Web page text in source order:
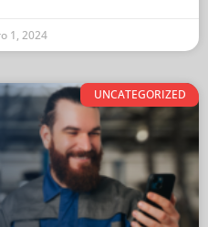
1, 2024
UNCATEGORIZED